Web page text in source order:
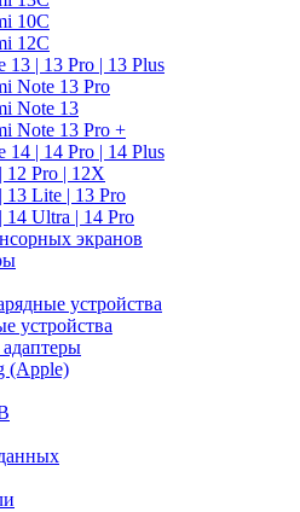
10C
12C
13 | 13 Pro | 13 Plus
Note 13 Pro
Note 13
Note 13 Pro +
14 | 14 Pro | 14 Plus
12 Pro | 12X
13 Lite | 13 Pro
14 Ultra | 14 Pro
экранов
устройства
устройства
(Apple)